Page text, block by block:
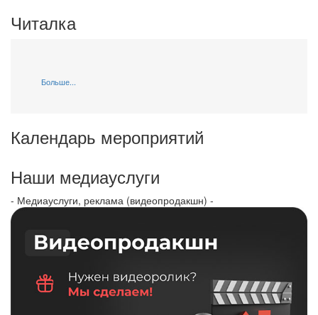
Читалка
Больше...
Календарь мероприятий
Наши медиауслуги
- Медиауслуги, реклама (видеопродакшн) -